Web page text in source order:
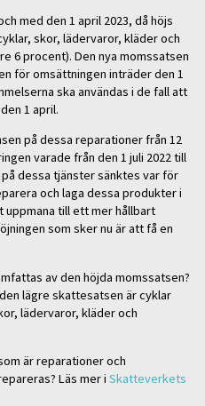
med den 1 april 2023, då höjs
skor, lädervaror, kläder och
6 procent). Den nya momssatsen
för omsättningen inträder den 1
ska användas i de fall att
1 april.
på dessa reparationer från 12
varade från den 1 juli 2022 till
dessa tjänster sänktes var för
och laga dessa produkter i
till ett mer hållbart
som sker nu är att få en
av den höjda momssatsen?
lägre skattesatsen är cyklar
lädervaror, kläder och
är reparationer och
Läs mer i Skatteverkets